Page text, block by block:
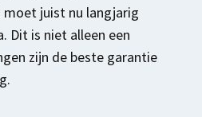
moet juist nu langjarig
Dit is niet alleen een
zijn de beste garantie